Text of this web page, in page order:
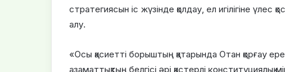
стратегиясын іс жүзінде қолдау, ел игілігіне үлес
алу.
«Осы қасиетті борыштың қатарында Отан қорғау
азаматтықтың белгісі әрі қастерлі